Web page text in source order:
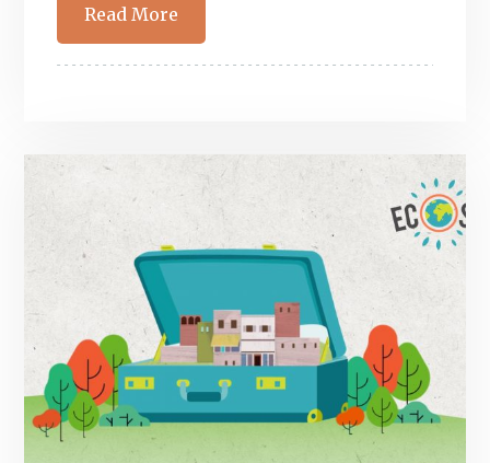
Read More